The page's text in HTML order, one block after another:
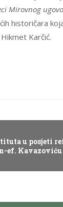
Mirovnog
historičara
Karčić.
u posjeti
ef. Kavazoviću